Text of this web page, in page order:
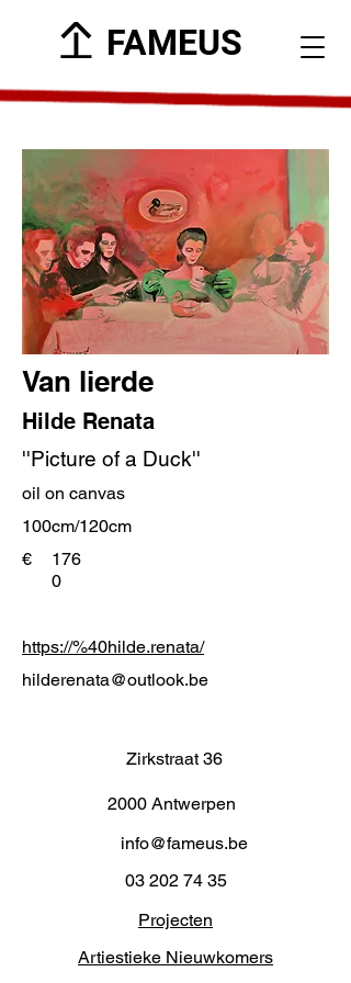
FAMEUS
Van lierde
Hilde Renata
''Picture of a Duck''
oil on canvas
100cm/120cm
€
176
0
https://%40hilde.renata/
hilderenata@outlook.be
Zirkstraat 36
2000 Antwerpen
info@fameus.be
03 202 74 35
Projecten
Artiestieke Nieuwkomers